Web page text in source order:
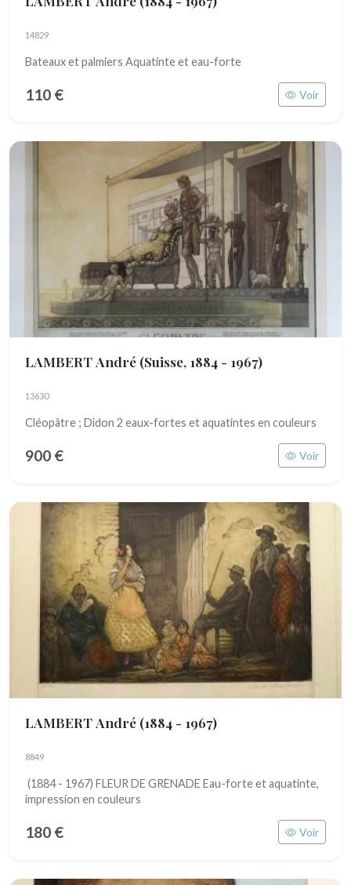
14829
Bateaux et palmiers Aquatinte et eau-forte
110 € Voir
LAMBERT André (Suisse, 1884 - 1967)
13630
Cléopâtre ; Didon 2 eaux-fortes et aquatintes en couleurs
900 € Voir
LAMBERT André (1884 - 1967)
8849
(1884 - 1967) FLEUR DE GRENADE Eau-forte et aquatinte,
impression en couleurs
180 € Voir